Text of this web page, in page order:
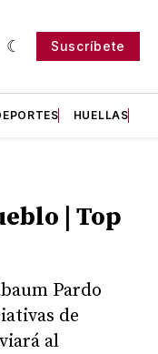
Suscríbete
HUELLAS
| Top
Pardo
de
al